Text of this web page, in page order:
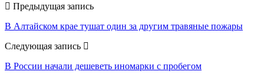
Предыдущая запись
В Алтайском крае тушат один за другим травяные пожары
Следующая запись
В России начали дешеветь иномарки с пробегом